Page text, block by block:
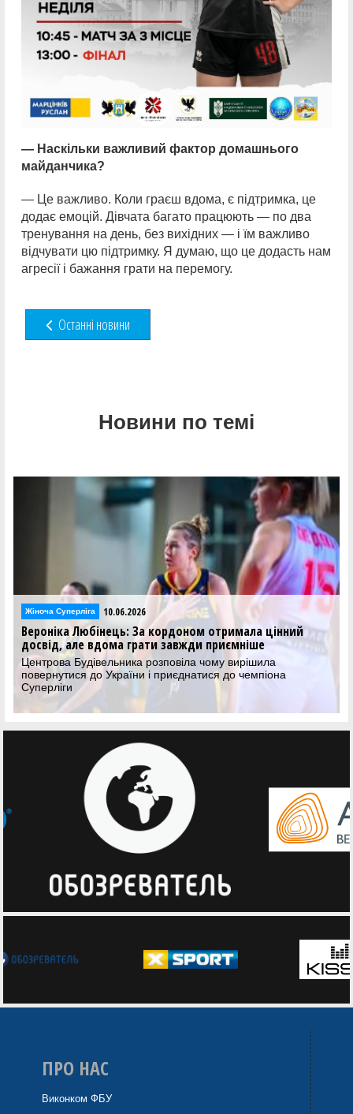
— Наскільки важливий фактор домашнього
майданчика?
— Це важливо. Коли граєш вдома, є підтримка, це
додає емоцій. Дівчата багато працюють — по два
тренування на день, без вихідних — і їм важливо
відчувати цю підтримку. Я думаю, що це додасть нам
агресії і бажання грати на перемогу.
Останні новини
Новини по темі
Жіноча Суперліга 10.06.2026
Вероніка Любінець: За кордоном отримала цінний
досвід, але вдома грати завжди приємніше
Центрова Будівельника розповіла чому вирішила
повернутися до України і приєднатися до чемпіона
Суперліги
ПРО НАС
Виконком ФБУ